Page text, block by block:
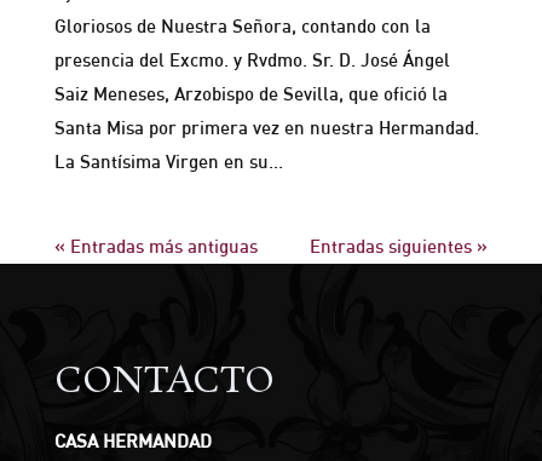
Gloriosos de Nuestra Señora, contando con la
presencia del Excmo. y Rvdmo. Sr. D. José Ángel
Saiz Meneses, Arzobispo de Sevilla, que ofició la
Santa Misa por primera vez en nuestra Hermandad.
La Santísima Virgen en su...
« Entradas más antiguas Entradas siguientes »
CONTACTO
CASA HERMANDAD